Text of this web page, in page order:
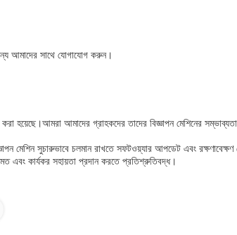
আমাদের সাথে যোগাযোগ করুন।
হয়েছে।আমরা আমাদের গ্রাহকদের তাদের বিজ্ঞাপন মেশিনের
সুচারুভাবে চলমান রাখতে সফটওয়্যার আপডেট এবং রক্ষণাবেক্ষণ
এবং কার্যকর সহায়তা প্রদান করতে প্রতিশ্রুতিবদ্ধ।